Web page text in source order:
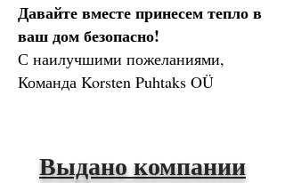
Давайте вместе принесем тепло в
ваш дом безопасно!
С наилучшими пожеланиями,
Команда Korsten Puhtaks OÜ
Выдано компании